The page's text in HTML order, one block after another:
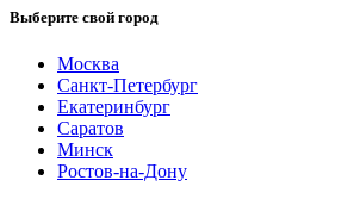
Выберите свой город
Москва
Санкт-Петербург
Екатеринбург
Саратов
Минск
Ростов-на-Дону